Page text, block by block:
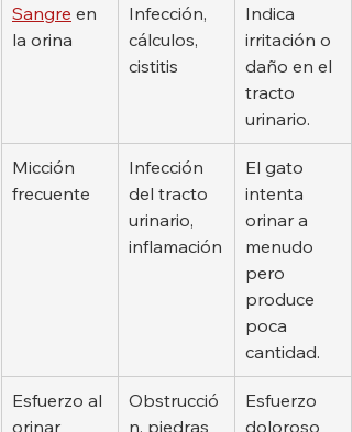
Sangre en
la orina
Infección,
cálculos,
cistitis
Indica
irritación o
daño en el
tracto
urinario.
Micción
frecuente
Infección
del tracto
urinario,
inflamación
El gato
intenta
orinar a
menudo
pero
produce
poca
cantidad.
Esfuerzo al
orinar
Obstrucció
n, piedras
Esfuerzo
doloroso